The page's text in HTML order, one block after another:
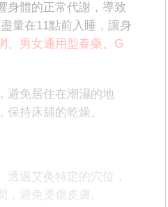
體的正常代謝，導致
量在11點前入睡，讓身
、 男女通用型春藥、 G
免居住在潮濕的地
持床舖的乾燥。
過艾灸特定的穴位，
避免燙傷皮膚。